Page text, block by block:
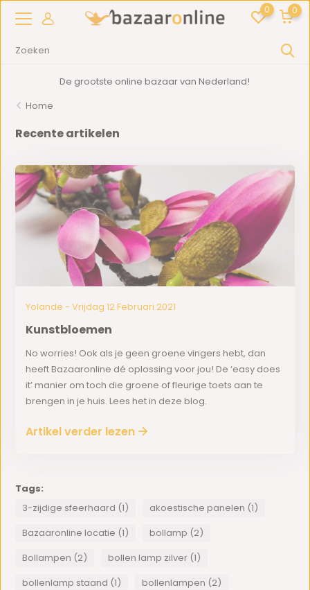
0 0
De grootste online bazaar van Nederland!
Home
Recente artikelen
Yolande - Vrijdag 12 Februari 2021
Kunstbloemen
No worries! Ook als je geen groene vingers hebt, dan
heeft Bazaaronline dé oplossing voor jou! De ‘easy does
it’ manier om toch die groene of fleurige toets aan te
brengen in je huis. Lees het in deze blog.
Artikel verder lezen
Tags:
3-zijdige sfeerhaard (1)
akoestische panelen (1)
Bazaaronline locatie (1)
bollamp (2)
Bollampen (2)
bollen lamp zilver (1)
bollenlamp staand (1)
bollenlampen (2)